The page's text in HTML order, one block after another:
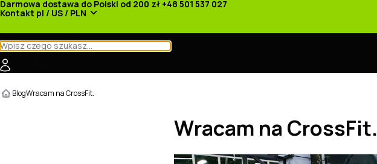
Darmowa dostawa do Polski od 200 zł +48 501 537 027
Kontakt pl / US / PLN
BlogWracam na CrossFit.
Wracam na CrossFit.